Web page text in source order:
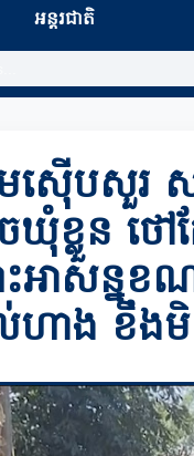
អន្តរជាតិ
ស៊ើបសួរ ស
ឃុំខ្លួន ថៅ
អាសន្ន
ាង ខឹងមិ